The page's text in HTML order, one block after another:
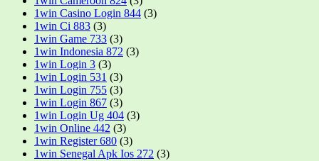
1win Casino Login 844 (3)
1win Ci 883 (3)
1win Game 733 (3)
1win Indonesia 872 (3)
1win Login 3 (3)
1win Login 531 (3)
1win Login 755 (3)
1win Login 867 (3)
1win Login Ug 404 (3)
1win Online 442 (3)
1win Register 680 (3)
1win Senegal Apk Ios 272 (3)